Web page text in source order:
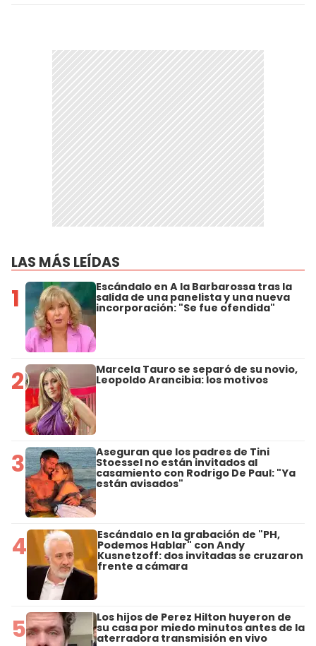
LAS MÁS LEÍDAS
1 Escándalo en A la Barbarossa tras la
salida de una panelista y una nueva
incorporación: "Se fue ofendida"
2 Marcela Tauro se separó de su novio,
Leopoldo Arancibia: los motivos
3 Aseguran que los padres de Tini
Stoessel no están invitados al
casamiento con Rodrigo De Paul: "Ya
están avisados"
4 Escándalo en la grabación de "PH,
Podemos Hablar" con Andy
Kusnetzoff: dos invitadas se cruzaron
frente a cámara
5 Los hijos de Perez Hilton huyeron de
su casa por miedo minutos antes de la
aterradora transmisión en vivo